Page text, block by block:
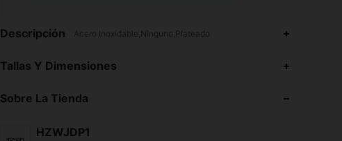
Descripción Acero Inoxidable,Ninguno,Plateado
Tallas Y Dimensiones
Sobre La Tienda
HZWJDP1
4,86
4,86